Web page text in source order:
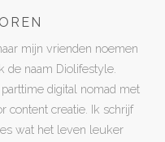
mijn vrienden noemen
de naam Diolifestyle.
digital nomad met
content creatie. Ik schrijf
wat het leven leuker